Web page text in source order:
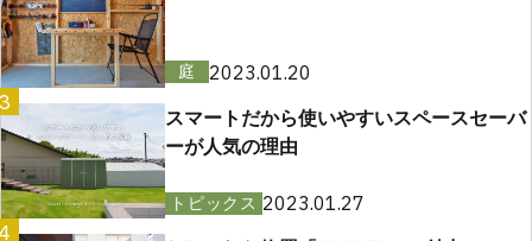
庭
2023.01.20
スマートだから使いやすいスペースセーバ
ーが人気の理由
トピックス 2023.01.27